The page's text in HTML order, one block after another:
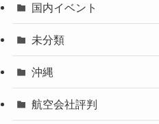
国内イベント
未分類
沖縄
航空会社評判